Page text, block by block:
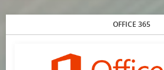
OFFICE 365